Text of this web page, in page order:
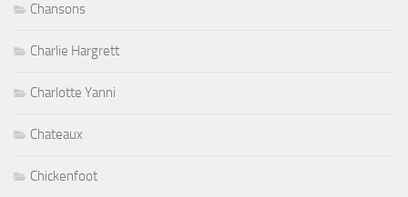
Chansons
Charlie Hargrett
Charlotte Yanni
Chateaux
Chickenfoot